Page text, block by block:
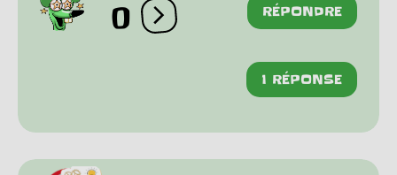
0 Ouvrir les réactions
RÉPONDRE
1 RÉPONSE